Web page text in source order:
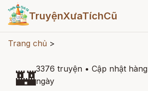
TruyệnXưaTíchCũ
Trang chủ >
🏰3376 truyện • Cập nhật hàng
ngày